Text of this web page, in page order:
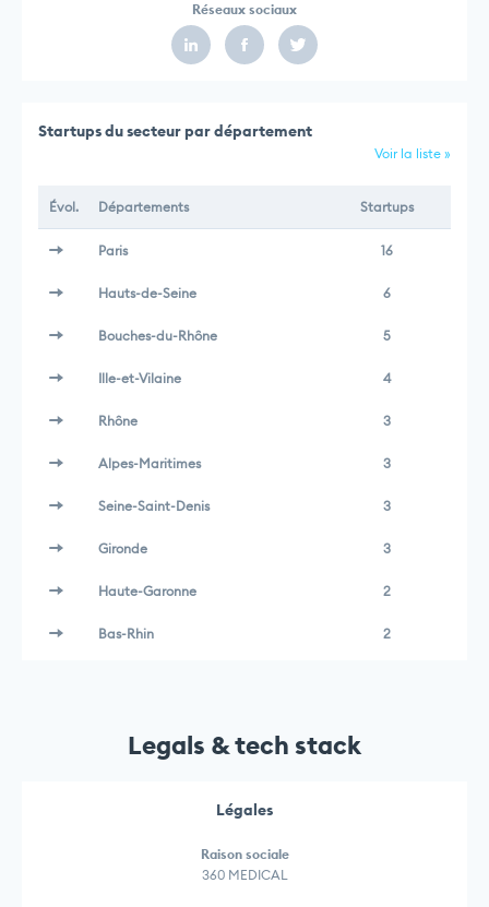
Réseaux sociaux
Startups du secteur par département
Voir la liste »
Évol. Départements Startups
Paris 16
Hauts-de-Seine 6
Bouches-du-Rhône 5
Ille-et-Vilaine 4
Rhône 3
Alpes-Maritimes 3
Seine-Saint-Denis 3
Gironde 3
Haute-Garonne 2
Bas-Rhin 2
Legals & tech stack
Légales
Raison sociale
360 MEDICAL